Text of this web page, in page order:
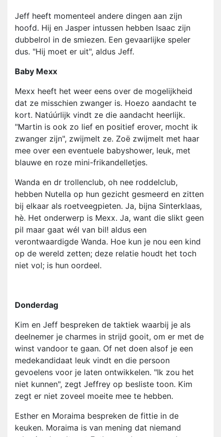
Jeff heeft momenteel andere dingen aan zijn
hoofd. Hij en Jasper intussen hebben Isaac zijn
dubbelrol in de smiezen. Een gevaarlijke speler
dus. "Hij moet er uit", aldus Jeff.
Baby Mexx
Mexx heeft het weer eens over de mogelijkheid
dat ze misschien zwanger is. Hoezo aandacht te
kort. Natúúrlijk vindt ze die aandacht heerlijk.
"Martin is ook zo lief en positief erover, mocht ik
zwanger zijn", zwijmelt ze. Zoë zwijmelt met haar
mee over een eventuele babyshower, leuk, met
blauwe en roze mini-frikandelletjes.
Wanda en dr trollenclub, oh nee roddelclub,
hebben Nutella op hun gezicht gesmeerd en zitten
bij elkaar als roetveegpieten. Ja, bijna Sinterklaas,
hè. Het onderwerp is Mexx. Ja, want die slikt geen
pil maar gaat wél van bil! aldus een
verontwaardigde Wanda. Hoe kun je nou een kind
op de wereld zetten; deze relatie houdt het toch
niet vol; is hun oordeel.
Donderdag
Kim en Jeff bespreken de taktiek waarbij je als
deelnemer je charmes in strijd gooit, om er met de
winst vandoor te gaan. Of net doen alsof je een
medekandidaat leuk vindt en die persoon
gevoelens voor je laten ontwikkelen. "Ik zou het
niet kunnen", zegt Jeffrey op besliste toon. Kim
zegt er niet zoveel moeite mee te hebben.
Esther en Moraima bespreken de fittie in de
keuken. Moraima is van mening dat niemand